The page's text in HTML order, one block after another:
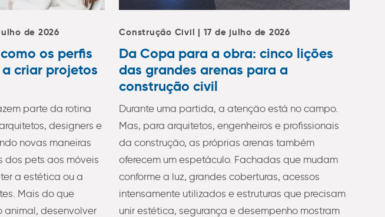
de 2026
os perfis
criar projetos
parte da rotina
designers e
novas maneiras
dos pets aos móveis
a estética ou a
Mais do que
animal, desenvolver
Construção Civil | 17 de julho de 2026
Da Copa para a obra: cinco lições
das grandes arenas para a
construção civil
Durante uma partida, a atenção está no campo.
Mas, para arquitetos, engenheiros e profissionais
da construção, as próprias arenas também
oferecem um espetáculo. Fachadas que mudam
conforme a luz, grandes coberturas, acessos
intensamente utilizados e estruturas que precisam
unir estética, segurança e desempenho mostram